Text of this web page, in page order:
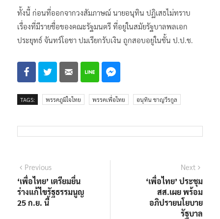
ทั้งนี้ ก่อนที่ออกจากวงสัมภาษณ์ นายอนุทิน ปฏิเสธไม่ทราบ
เรื่องที่มีรายชื่อของคณะรัฐมนตรี ที่อยู่ในสมัยรัฐบาลพลเอก
ประยุทธ์ จันทร์โอชา ปมเรียกรับเงิน ถูกสอบอยู่ในชั้น ป.ป.ช.
TAGS: พรรคภูมิใจไทย พรรคเพื่อไทย อนุทิน ชาญวีรกูล
แนะแนว
เรื่อง
PreviousPrevious
post:
‘เพื่อไทย’ เตรียมยื่น
ร่างแก้ไขรัฐธรรมนูญ
25 ก.ย. นี้
Next
‘เพื่อไทย’ ประชุม
สส.เผย พร้อม
อภิปรายนโยบาย
รัฐบาล